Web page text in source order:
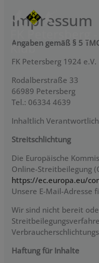
Inhalt
springenFK Petersberg
Klub
Impressum
Angaben gemäß § 5
FK Petersberg 1924 e.V.
Rodalberstraße 33
66989 Petersberg
Tel.: 06334 4639
Inhaltlich
Streitschlichtung
Die Europäische
Online-Streitbeilegung
https://ec.europa.eu/
Unsere E-Mail-Adresse
Wir sind nicht bereit
Haftung für Inhalte